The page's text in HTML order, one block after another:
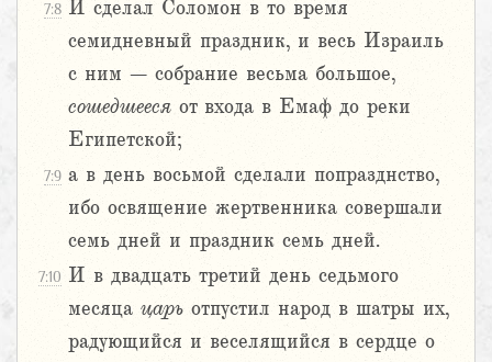
7:8 И сделал Соломон в то время
семидневный праздник, и весь Израиль
с ним – собрание весьма большое,
сошедшееся от входа в Емаф до реки
Египетской;
7:9 а в день восьмой сделали попразднство,
ибо освящение жертвенника совершали
семь дней и праздник семь дней.
7:10 И в двадцать третий день седьмого
месяца царь отпустил народ в шатры их,
радующийся и веселящийся в сердце о